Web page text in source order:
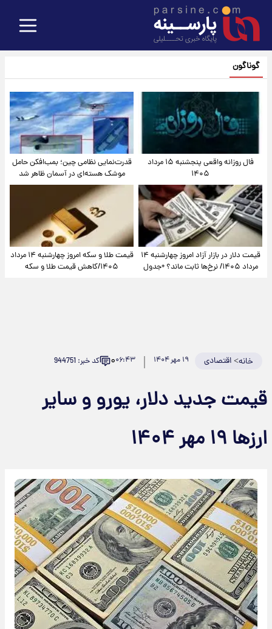
گوناگون
فال روزانه واقعی پنجشنبه ۱۵ مرداد
۱۴۰۵
قدرت‌نمایی نظامی چین؛ بمب‌افکن حامل
موشک هسته‌ای در آسمان ظاهر شد
قیمت دلار در بازار آزاد امروز چهارشنبه ۱۴
مرداد ۱۴۰۵/ نرخ‌ها ثابت ماند؟ +جدول
قیمت طلا و سکه امروز چهارشنبه ۱۴ مرداد
۱۴۰۵/کاهش قیمت طلا و سکه
خانه>اقتصادی ۱۹ مهر ۱۴۰۴ ۰۶:۴۳۰ کد خبر: 944751
قیمت جدید دلار، یورو و سایر
ارزها ۱۹ مهر ۱۴۰۴